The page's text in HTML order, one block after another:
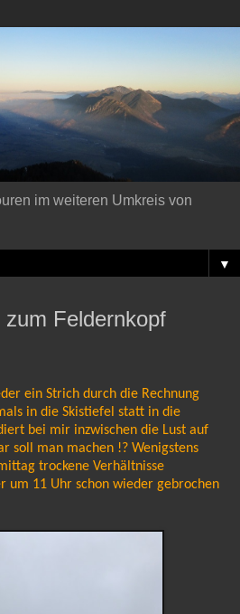
im weiteren Umkreis von
▼
Feldernkopf
ein Strich durch die Rechnung
in die Skistiefel statt in die
bei mir inzwischen die Lust auf
soll man machen !? Wenigstens
trockene Verhältnisse
um 11 Uhr schon wieder gebrochen